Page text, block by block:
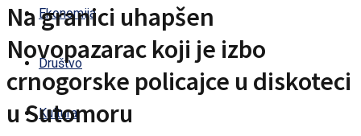
Ekonomija
Društvo
Kultura
Na granici uhapšen
Novopazarac koji je izbo
crnogorske policajce u diskoteci
u Sutomoru